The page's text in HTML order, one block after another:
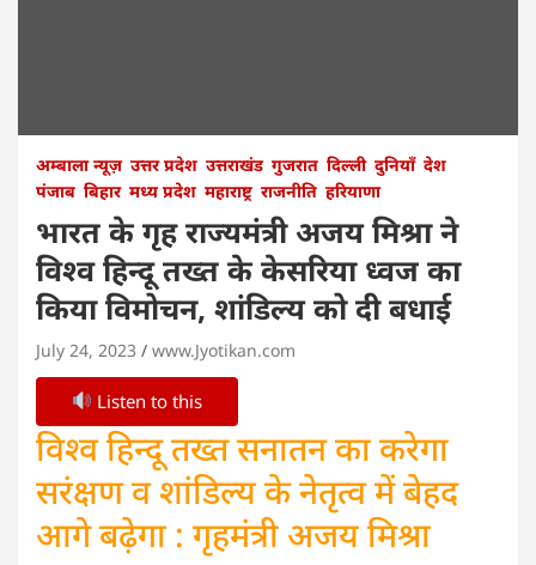
अम्बाला न्यूज़ उत्तर प्रदेश उत्तराखंड गुजरात दिल्ली दुनियाँ देश
पंजाब बिहार मध्य प्रदेश महाराष्ट्र राजनीति हरियाणा
भारत के गृह राज्यमंत्री अजय मिश्रा ने
विश्व हिन्दू तख्त के केसरिया ध्वज का
किया विमोचन, शांडिल्य को दी बधाई
July 24, 2023 www.Jyotikan.com
Listen to this
विश्व हिन्दू तख्त सनातन का करेगा
सरंक्षण व शांडिल्य के नेतृत्व में बेहद
आगे बढ़ेगा : गृहमंत्री अजय मिश्रा